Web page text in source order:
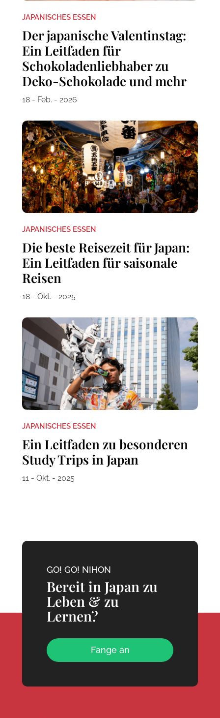
JAPANISCHES ESSEN
Der japanische Valentinstag:
Ein Leitfaden für
Schokoladenliebhaber zu
Deko-Schokolade und mehr
18 - Feb. - 2026
JAPANISCHES ESSEN
Die beste Reisezeit für Japan:
Ein Leitfaden für saisonale
Reisen
18 - Okt. - 2025
JAPANISCHES ESSEN
Ein Leitfaden zu besonderen
Study Trips in Japan
11 - Okt. - 2025
GO! GO! NIHON
Bereit in Japan zu
Leben & zu
Lernen?
Fange an